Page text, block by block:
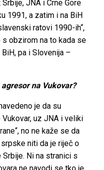
JNA i Crne Gore
1991, a zatim i na BiH
ratovi 1990-ih“,
s obzirom na to kada se
pa i Slovenija –
na Vukovar?
je da su
uz JNA i veliki
no ne kaže se da
niti da je riječ o
Ni na stranici s